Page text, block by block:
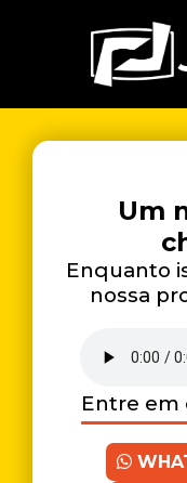
Um
Enquanto
nossa
Entre em